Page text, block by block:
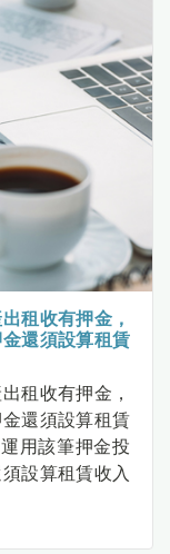
租收有押金，
還須設算租賃
租收有押金，
還須設算租賃
用該筆押金投
設算租賃收入